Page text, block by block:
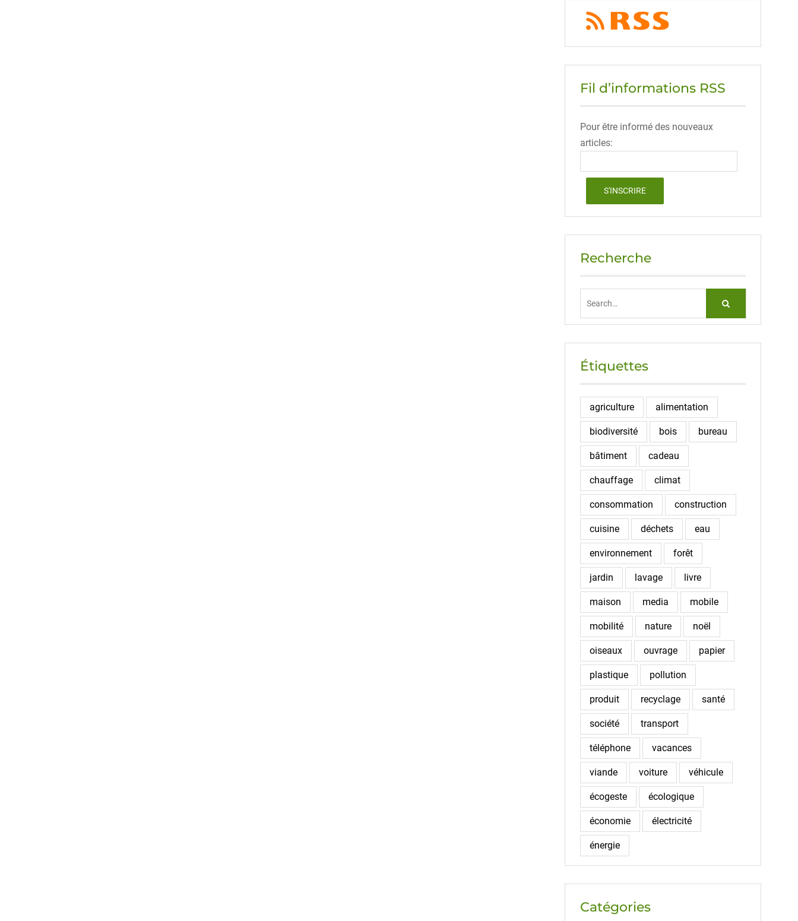
Fil d’informations RSS
Pour être informé des nouveaux
articles:
Recherche
Étiquettes
agriculture alimentation
biodiversité bois bureau
bâtiment cadeau
chauffage climat
consommation construction
cuisine déchets eau
environnement forêt
jardin lavage livre
maison media mobile
mobilité nature noël
oiseaux ouvrage papier
plastique pollution
produit recyclage santé
société transport
téléphone vacances
viande voiture véhicule
écogeste écologique
économie électricité
énergie
Catégories